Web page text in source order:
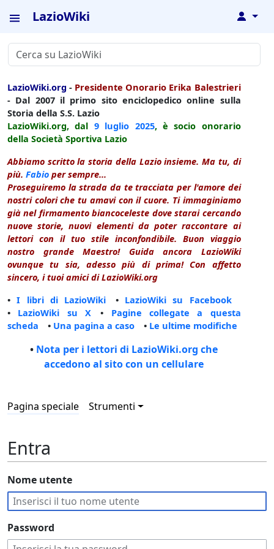
LazioWiki ↓
LazioWiki.org - Presidente Onorario Erika Balestrieri
- Dal 2007 il primo sito enciclopedico online sulla
Storia della S.S. Lazio
LazioWiki.org, dal 9 luglio 2025, è socio onorario
della Società Sportiva Lazio
Abbiamo scritto la storia della Lazio insieme. Ma tu, di
più. Fabio per sempre...
Proseguiremo la strada da te tracciata per l'amore dei
nostri colori che tu amavi con il cuore. Ti immaginiamo
già nel firmamento biancoceleste dove starai cercando
nuove storie, nuovi elementi da poter raccontare ai
lettori con il tuo stile inconfondibile. Buon viaggio
nostro grande Maestro! Guida ancora LazioWiki
ovunque tu sia, adesso più di prima! Con affetto
sincero, i tuoi amici di LazioWiki.org
•I libri di LazioWiki • LazioWiki su Facebook
• LazioWiki su X • Pagine collegate a questa
scheda • Una pagina a caso • Le ultime modifiche
• Nota per i lettori di LazioWiki.org che
accedono al sito con un cellulare
Pagina speciale Strumenti
Entra
Nome utente
Password